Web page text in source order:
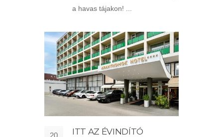
a havas tájakon! ...
20
ITT AZ ÉVINDÍTÓ